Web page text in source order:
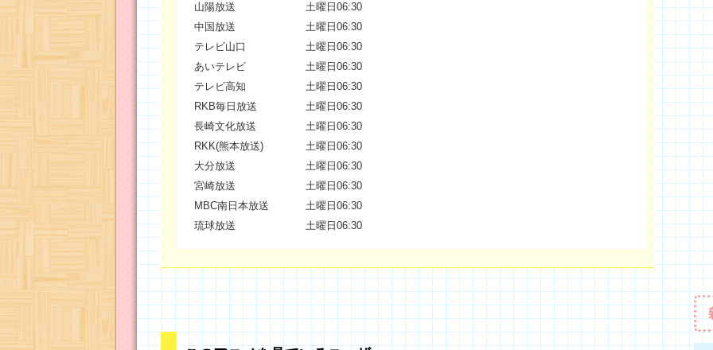
山陽放送
土曜日06:30
中国放送
土曜日06:30
テレビ山口
土曜日06:30
あいテレビ
土曜日06:30
テレビ高知
土曜日06:30
RKB毎日放送
土曜日06:30
長崎文化放送
土曜日06:30
RKK(熊本放送)
土曜日06:30
大分放送
土曜日06:30
宮崎放送
土曜日06:30
MBC南日本放送
土曜日06:30
琉球放送
土曜日06:30